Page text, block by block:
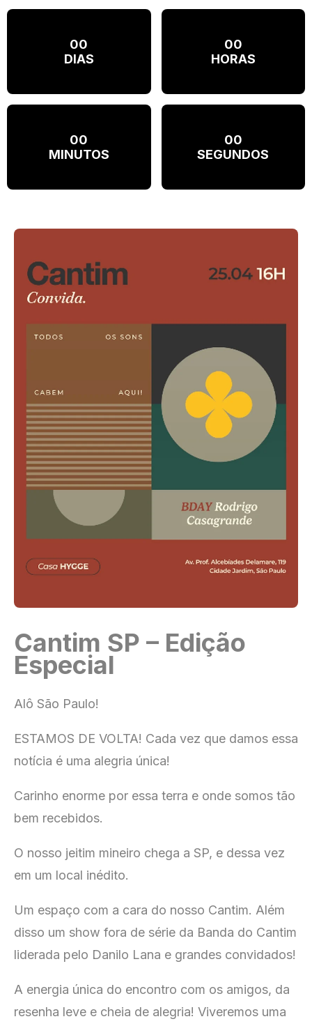
00
DIAS
00
HORAS
00
MINUTOS
00
SEGUNDOS
Cantim SP – Edição
Especial
Alô São Paulo!
ESTAMOS DE VOLTA! Cada vez que damos essa
notícia é uma alegria única!
Carinho enorme por essa terra e onde somos tão
bem recebidos.
O nosso jeitim mineiro chega a SP, e dessa vez
em um local inédito.
Um espaço com a cara do nosso Cantim. Além
disso um show fora de série da Banda do Cantim
liderada pelo Danilo Lana e grandes convidados!
A energia única do encontro com os amigos, da
resenha leve e cheia de alegria! Viveremos uma